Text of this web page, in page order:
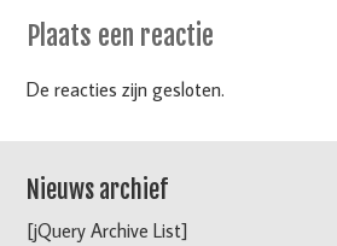
Plaats een reactie
De reacties zijn gesloten.
Nieuws archief
[jQuery Archive List]